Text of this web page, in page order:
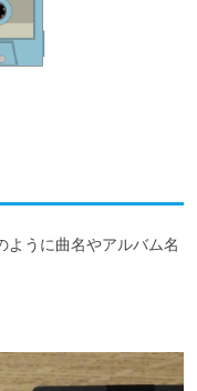
ように曲名やアルバム名